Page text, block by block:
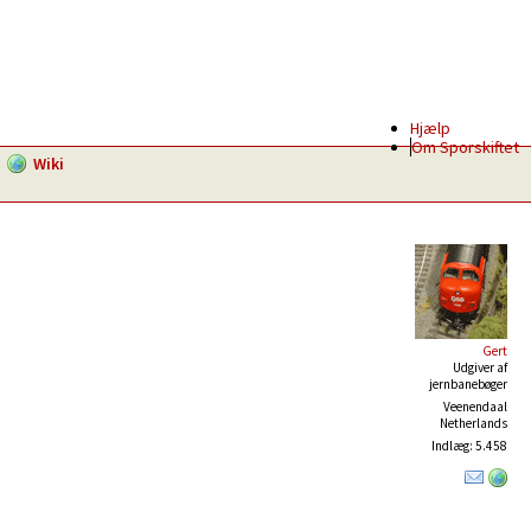
Hjælp
Om Sporskiftet
Wiki
Gert
Udgiver af
jernbanebøger
Veenendaal
Netherlands
Indlæg: 5.458